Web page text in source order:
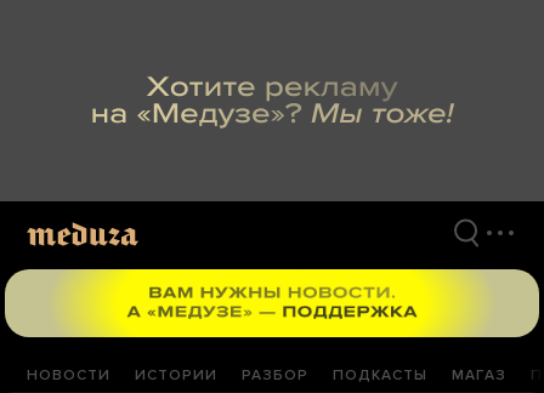
НОВОСТИ ИСТОРИИ РАЗБОР ПОДКАСТЫ МАГАЗ